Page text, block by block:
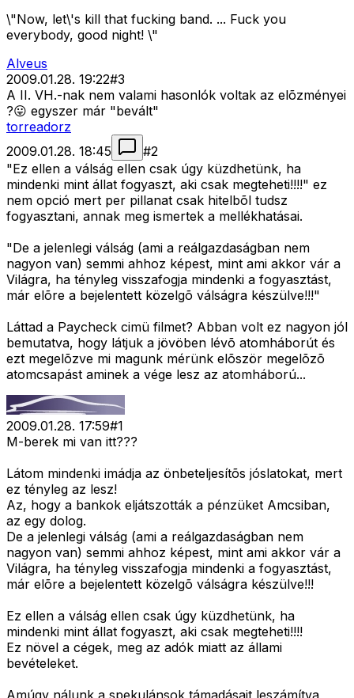
\"Now, let\'s kill that fucking band. ... Fuck you
everybody, good night! \"
Alveus
2009.01.28. 19:22#3
A II. VH.-nak nem valami hasonlók voltak az elõzményei
?😛 egyszer már "bevált"
torreadorz
2009.01.28. 18:45
#2
"Ez ellen a válság ellen csak úgy küzdhetünk, ha
mindenki mint állat fogyaszt, aki csak megteheti!!!!" ez
nem opció mert per pillanat csak hitelbõl tudsz
fogyasztani, annak meg ismertek a mellékhatásai.
"De a jelenlegi válság (ami a reálgazdaságban nem
nagyon van) semmi ahhoz képest, mint ami akkor vár a
Világra, ha tényleg visszafogja mindenki a fogyasztást,
már elõre a bejelentett közelgõ válságra készülve!!!"
Láttad a Paycheck cimü filmet? Abban volt ez nagyon jól
bemutatva, hogy látjuk a jövöben lévõ atomháborút és
ezt megelõzve mi magunk mérünk elõször megelõzõ
atomcsapást aminek a vége lesz az atomháború...
2009.01.28. 17:59#1
M-berek mi van itt???
Látom mindenki imádja az önbeteljesítõs jóslatokat, mert
ez tényleg az lesz!
Az, hogy a bankok eljátszották a pénzüket Amcsiban,
az egy dolog.
De a jelenlegi válság (ami a reálgazdaságban nem
nagyon van) semmi ahhoz képest, mint ami akkor vár a
Világra, ha tényleg visszafogja mindenki a fogyasztást,
már elõre a bejelentett közelgõ válságra készülve!!!
Ez ellen a válság ellen csak úgy küzdhetünk, ha
mindenki mint állat fogyaszt, aki csak megteheti!!!!
Ez növel a cégek, meg az adók miatt az állami
bevételeket.